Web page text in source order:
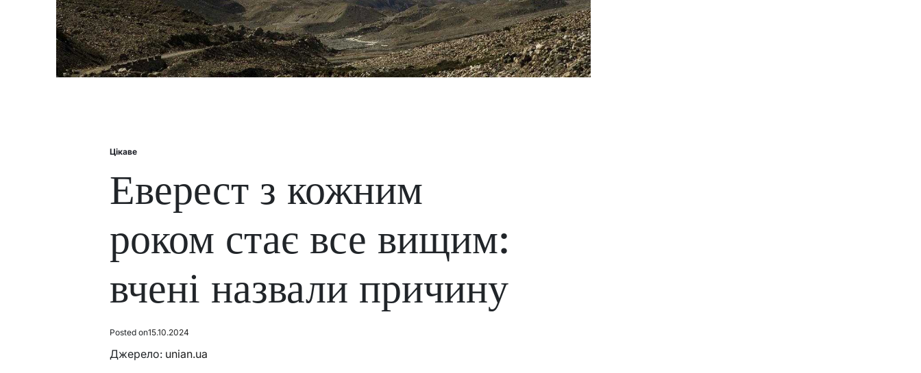
Posted
Цікаве
Еверест з кожним
роком стає все вищим:
вчені назвали причину
Posted on15.10.2024
Джерело: unian.ua